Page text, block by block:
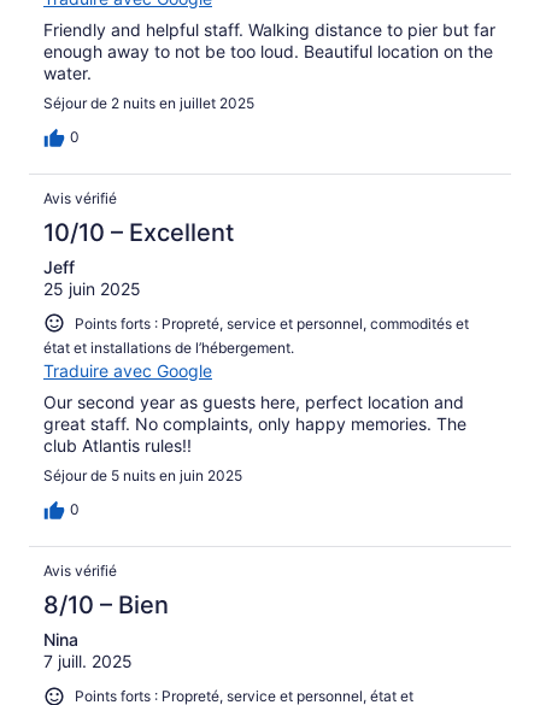
Friendly and helpful staff. Walking distance to pier but far
enough away to not be too loud. Beautiful location on the
water.
Séjour de 2 nuits en juillet 2025
0
Avis vérifié
10/10 – Excellent
Jeff
25 juin 2025
Points forts : Propreté, service et personnel, commodités et
état et installations de l’hébergement.
Traduire avec Google
Our second year as guests here, perfect location and
great staff. No complaints, only happy memories. The
club Atlantis rules!!
Séjour de 5 nuits en juin 2025
0
Avis vérifié
8/10 – Bien
Nina
7 juill. 2025
Points forts : Propreté, service et personnel, état et